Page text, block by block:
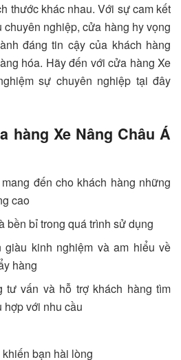
thước khác nhau. Với sự cam kết
nghiệp, cửa hàng hy vọng
đáng tin cậy của khách hàng
hóa. Hãy đến với cửa hàng Xe
sự chuyên nghiệp tại đây
hàng Xe Nâng Châu Á
đến cho khách hàng những
cao
bền bỉ trong quá trình sử dụng
kinh nghiệm và am hiểu về
hàng
tư vấn và hỗ trợ khách hàng tìm
hợp với nhu cầu
bạn hài lòng